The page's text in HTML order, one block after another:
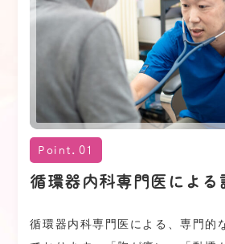
感染管理者である副院長が中心
員で院内感染対策を推進します
院内感染対策の基本的考え方や
目的に、研修会を２回実施しま
感染性の高い疾患（インフルエ
ウイルス感染症など）が疑われ
療の方と導線を分けた診療スペ
応します。
アルを作成し、従業員全員がそ
Point.01
循環器内科専門医による
循環器内科専門医による、専門的